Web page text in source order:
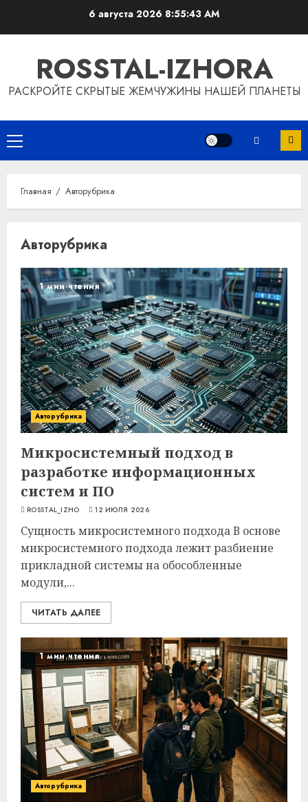
6 августа 2026 8:55:44 AM
ROSSTAL-IZHORA
РАСКРОЙТЕ СКРЫТЫЕ ЖЕМЧУЖИНЫ НАШЕЙ ПЛАНЕТЫ
Основное
меню
Главная Авторубрика
Авторубрика
1 мин чтения
Авторубрика
Микросистемный подход в
разработке информационных
систем и ПО
ROSSTAL_IZHO 12 ИЮЛЯ 2026
Сущность микросистемного подхода В основе
микросистемного подхода лежит разбиение
прикладной системы на обособленные
модули,...
ЧИТАТЬ ДАЛЕЕ
1 мин чтения
Авторубрика